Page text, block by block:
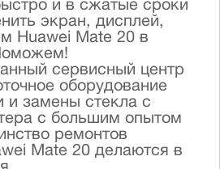
и в сжатые сроки
экран, дисплей,
Huawei Mate 20 в
сервисный центр
оборудование
и замены стекла с
с большим опытом
ремонтов
Mate 20 делаются в